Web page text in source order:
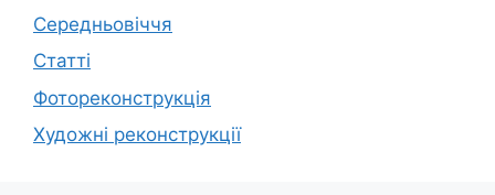
Середньовіччя
Статті
Фотореконструкція
Художні реконструкції